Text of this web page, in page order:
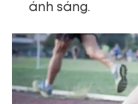
ánh sáng.